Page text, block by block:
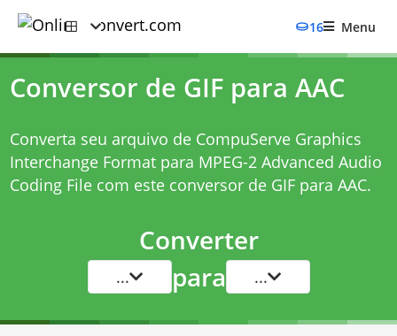
16 Menu
Conversor de GIF para AAC
Converta seu arquivo de CompuServe Graphics
Interchange Format para MPEG-2 Advanced Audio
Coding File com este conversor de GIF para AAC.
Converter
... para ...